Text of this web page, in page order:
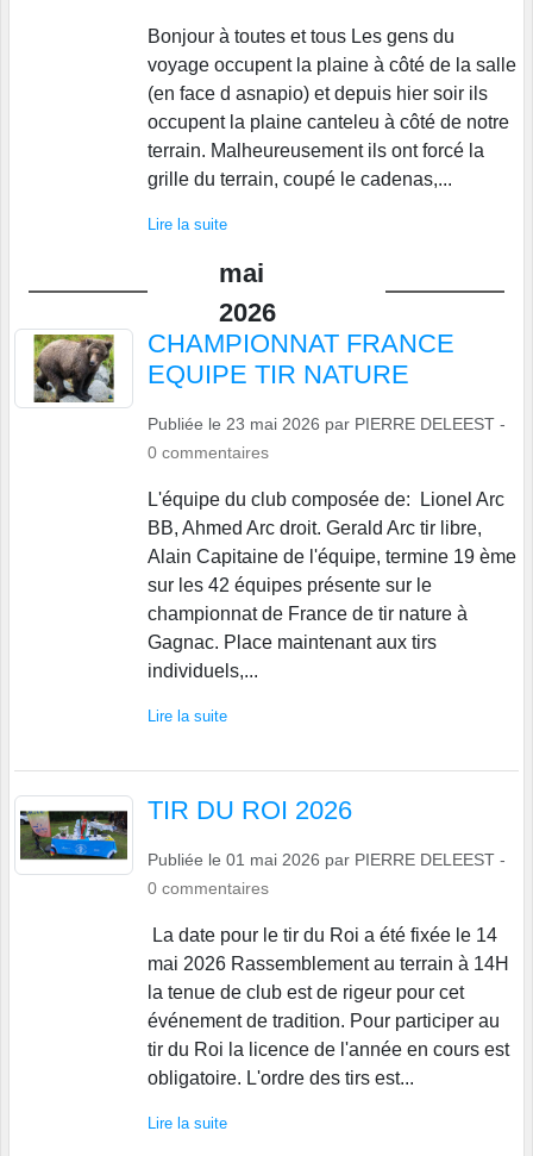
Bonjour à toutes et tous Les gens du
voyage occupent la plaine à côté de la salle
(en face d asnapio) et depuis hier soir ils
occupent la plaine canteleu à côté de notre
terrain. Malheureusement ils ont forcé la
grille du terrain, coupé le cadenas,...
Lire la suite
mai
2026
CHAMPIONNAT FRANCE
EQUIPE TIR NATURE
Publiée le 23 mai 2026 par PIERRE DELEEST -
0 commentaires
L'équipe du club composée de: Lionel Arc
BB, Ahmed Arc droit. Gerald Arc tir libre,
Alain Capitaine de l'équipe, termine 19 ème
sur les 42 équipes présente sur le
championnat de France de tir nature à
Gagnac. Place maintenant aux tirs
individuels,...
Lire la suite
TIR DU ROI 2026
Publiée le 01 mai 2026 par PIERRE DELEEST -
0 commentaires
La date pour le tir du Roi a été fixée le 14
mai 2026 Rassemblement au terrain à 14H
la tenue de club est de rigeur pour cet
événement de tradition. Pour participer au
tir du Roi la licence de l'année en cours est
obligatoire. L'ordre des tirs est...
Lire la suite